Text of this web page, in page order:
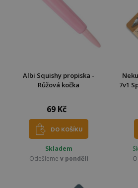
Albi Squishy propiska -
Růžová kočka
69 Kč
DO KOŠÍKU
Skladem
Odešleme v pondělí
7v1